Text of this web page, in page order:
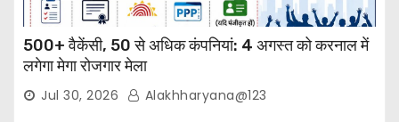
500+ वैकेंसी, 50 से अधिक कंपनियां: 4 अगस्त को करनाल में
लगेगा मेगा रोजगार मेला
Jul 30, 2026 Alakhharyana@123